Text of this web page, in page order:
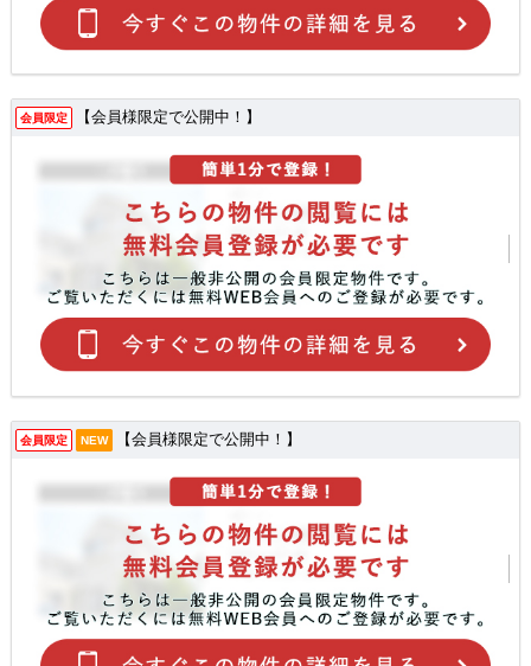
会員限定 【会員様限定で公開中！】
会員限定 NEW 【会員様限定で公開中！】